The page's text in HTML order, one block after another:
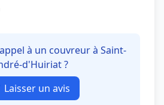
à un couvreur à Saint-
d'Huiriat ?
Laisser un avis